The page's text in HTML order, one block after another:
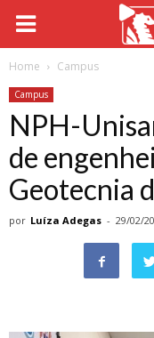
Home Campus
Campus
NPH-
de
Geotecnia
por Luíza Adegas - 29/02/